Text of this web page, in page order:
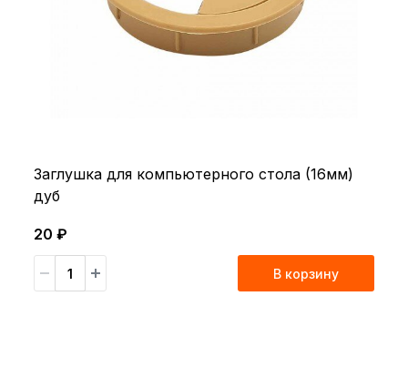
Заглушка для компьютерного стола (16мм)
дуб
20 ₽
В корзину